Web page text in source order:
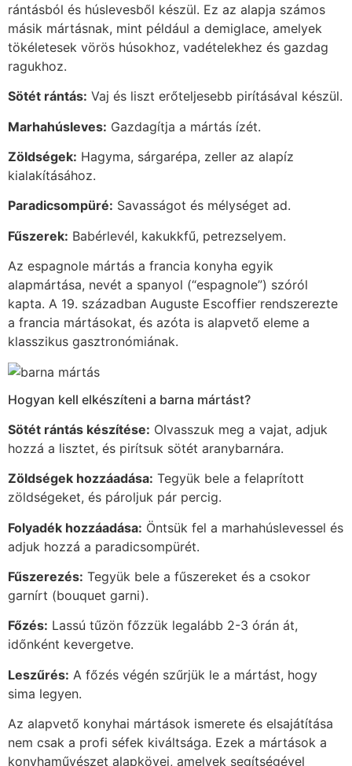
rántásból és húslevesből készül. Ez az alapja számos
másik mártásnak, mint például a demiglace, amelyek
tökéletesek vörös húsokhoz, vadételekhez és gazdag
ragukhoz.
Sötét rántás: Vaj és liszt erőteljesebb pirításával készül.
Marhahúsleves: Gazdagítja a mártás ízét.
Zöldségek: Hagyma, sárgarépa, zeller az alapíz
kialakításához.
Paradicsompüré: Savasságot és mélységet ad.
Fűszerek: Babérlevél, kakukkfű, petrezselyem.
Az espagnole mártás a francia konyha egyik
alapmártása, nevét a spanyol (“espagnole”) szóról
kapta. A 19. században Auguste Escoffier rendszerezte
a francia mártásokat, és azóta is alapvető eleme a
klasszikus gasztronómiának.
Hogyan kell elkészíteni a barna mártást?
Sötét rántás készítése: Olvasszuk meg a vajat, adjuk
hozzá a lisztet, és pirítsuk sötét aranybarnára.
Zöldségek hozzáadása: Tegyük bele a felaprított
zöldségeket, és pároljuk pár percig.
Folyadék hozzáadása: Öntsük fel a marhahúslevessel és
adjuk hozzá a paradicsompürét.
Fűszerezés: Tegyük bele a fűszereket és a csokor
garnírt (bouquet garni).
Főzés: Lassú tűzön főzzük legalább 2-3 órán át,
időnként kevergetve.
Leszűrés: A főzés végén szűrjük le a mártást, hogy
sima legyen.
Az alapvető konyhai mártások ismerete és elsajátítása
nem csak a profi séfek kiváltsága. Ezek a mártások a
konyhaművészet alapkövei, amelyek segítségével